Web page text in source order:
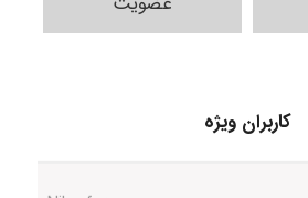
کاربران ویژه